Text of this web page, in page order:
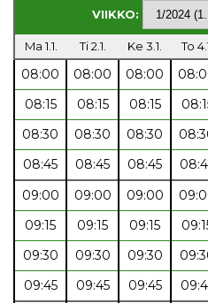
VIIKKO:
Ma 1.1. Ti 2.1. Ke 3.1. To
08:00 08:00 08:00
08:15
08:15 08:15
08:30
08:30 08:30
08:45
08:45 08:45
09:00
09:00 09:00
09:15
09:15 09:15
09:30
09:30 09:30
09:45
09:45 09:45